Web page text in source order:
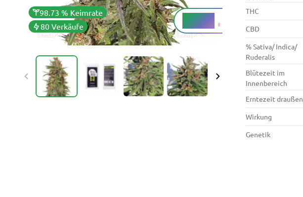
98.73 % Keimrate
80 Verkäufe
8 - 13 %
THC
THC
CBD
% Sativa/ Indica/
Ruderalis
Blütezeit im
Innenbereich
Erntezeit draußen
Wirkung
Genetik